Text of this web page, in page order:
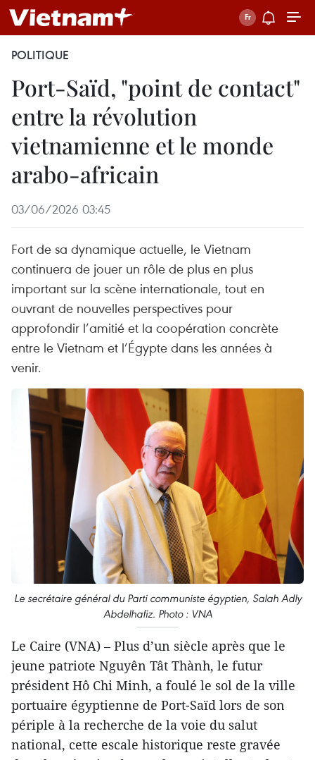
POLITIQUE
Port-Saïd, "point de contact"
entre la révolution
vietnamienne et le monde
arabo-africain
03/06/2026 03:45
Fort de sa dynamique actuelle, le Vietnam
continuera de jouer un rôle de plus en plus
important sur la scène internationale, tout en
ouvrant de nouvelles perspectives pour
approfondir l’amitié et la coopération concrète
entre le Vietnam et l’Égypte dans les années à
venir.
Le secrétaire général du Parti communiste égyptien, Salah Adly
Abdelhafiz. Photo : VNA
Le Caire (VNA) – Plus d’un siècle après que le
jeune patriote Nguyên Tât Thành, le futur
président Hô Chi Minh, a foulé le sol de la ville
portuaire égyptienne de Port-Saïd lors de son
périple à la recherche de la voie du salut
national, cette escale historique reste gravée